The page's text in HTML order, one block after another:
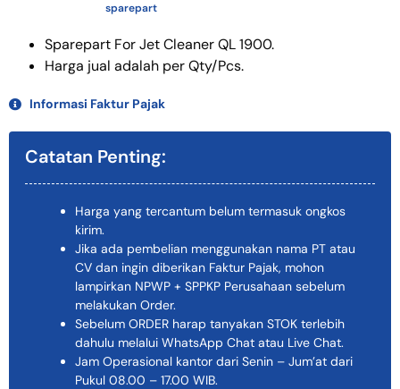
sparepart
Sparepart For Jet Cleaner QL 1900.
Harga jual adalah per Qty/Pcs.
Informasi Faktur Pajak
Catatan Penting:
Harga yang tercantum belum termasuk ongkos
kirim.
Jika ada pembelian menggunakan nama PT atau
CV dan ingin diberikan Faktur Pajak, mohon
lampirkan NPWP + SPPKP Perusahaan sebelum
melakukan Order.
Sebelum ORDER harap tanyakan STOK terlebih
dahulu melalui WhatsApp Chat atau Live Chat.
Jam Operasional kantor dari Senin – Jum’at dari
Pukul 08.00 – 17.00 WIB.